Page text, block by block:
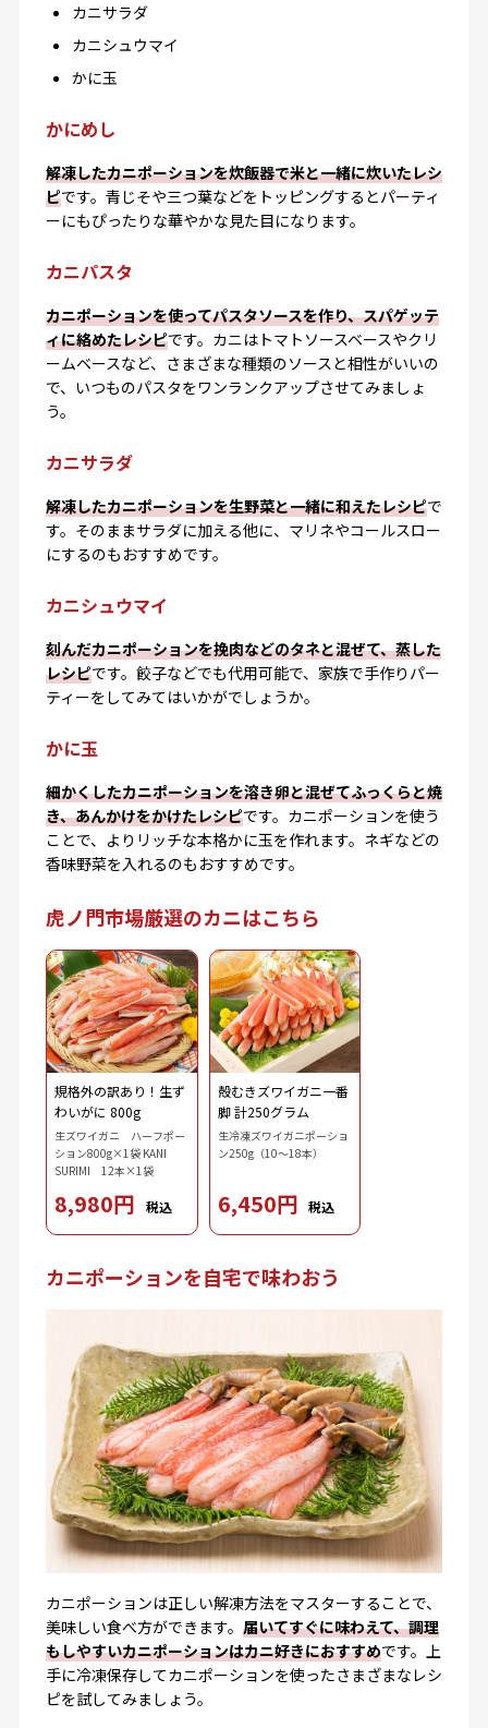
カニサラダ
カニシュウマイ
かに玉
かにめし
解凍したカニポーションを炊飯器で米と一緒に炊いたレシ
ピです。青じそや三つ葉などをトッピングするとパーティ
ーにもぴったりな華やかな見た目になります。
カニパスタ
カニポーションを使ってパスタソースを作り、スパゲッテ
ィに絡めたレシピです。カニはトマトソースベースやクリ
ームベースなど、さまざまな種類のソースと相性がいいの
で、いつものパスタをワンランクアップさせてみましょ
う。
カニサラダ
解凍したカニポーションを生野菜と一緒に和えたレシピで
す。そのままサラダに加える他に、マリネやコールスロー
にするのもおすすめです。
カニシュウマイ
刻んだカニポーションを挽肉などのタネと混ぜて、蒸した
レシピです。餃子などでも代用可能で、家族で手作りパー
ティーをしてみてはいかがでしょうか。
かに玉
細かくしたカニポーションを溶き卵と混ぜてふっくらと焼
き、あんかけをかけたレシピです。カニポーションを使う
ことで、よりリッチな本格かに玉を作れます。ネギなどの
香味野菜を入れるのもおすすめです。
虎ノ門市場厳選のカニはこちら
規格外の訳あり！生ず
わいがに 800g
生ズワイガニ ハーフポー
ション800g×1袋 KANI
SURIMI 12本×1袋
8,980円 税込
殻むきズワイガニ一番
脚 計250グラム
生冷凍ズワイガニポーショ
ン250g（10～18本）
6,450円 税込
カニポーションを自宅で味わおう
カニポーションは正しい解凍方法をマスターすることで、
美味しい食べ方ができます。 届いてすぐに味わえて、調理
もしやすいカニポーションはカニ好きにおすすめです。上
手に冷凍保存してカニポーションを使ったさまざまなレシ
ピを試してみましょう。